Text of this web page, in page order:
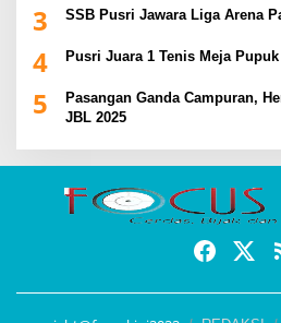
3 SSB Pusri Jawara Liga Arena
4 Pusri Juara 1 Tenis Meja
5
Pasangan Ganda Campuran,
JBL 2025